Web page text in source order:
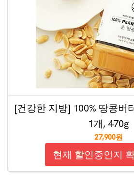
[건강한 지방] 100% 땅콩버
1개, 470g
27,900원
현재 할인중인지